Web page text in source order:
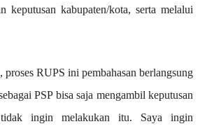
keputusan kabupaten/kota, serta melalui
proses RUPS ini pembahasan berlangsung
PSP bisa saja mengambil keputusan
ingin melakukan itu. Saya ingin